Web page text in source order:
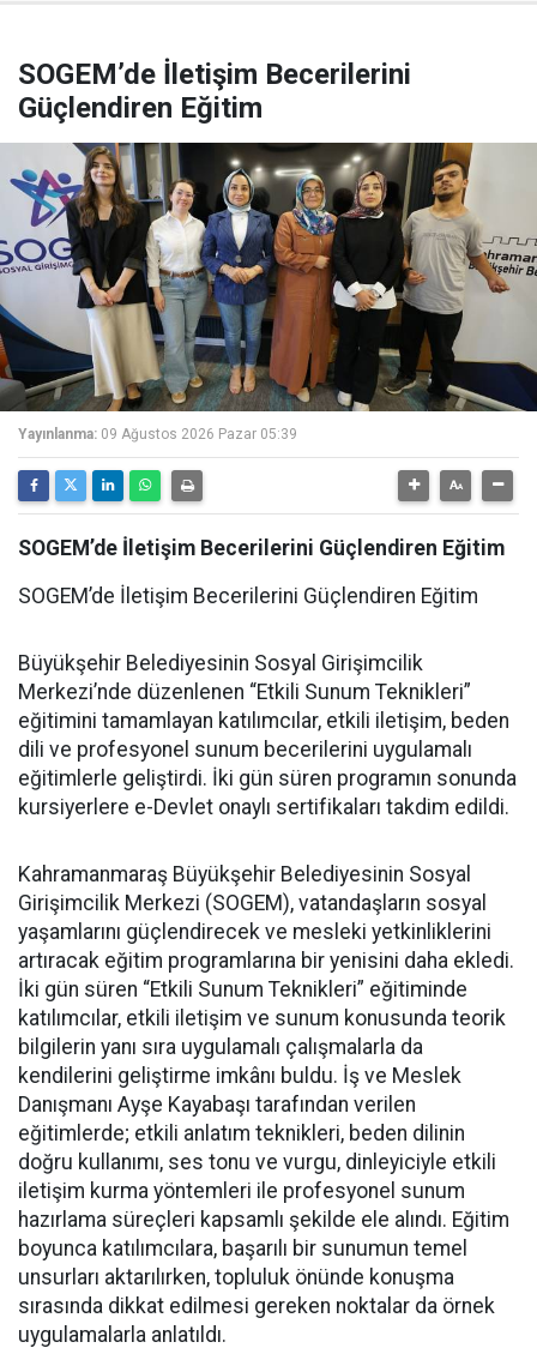
SOGEM’de İletişim Becerilerini
Güçlendiren Eğitim
Yayınlanma: 09 Ağustos 2026 Pazar 05:39
SOGEM’de İletişim Becerilerini Güçlendiren Eğitim
SOGEM’de İletişim Becerilerini Güçlendiren Eğitim
Büyükşehir Belediyesinin Sosyal Girişimcilik
Merkezi’nde düzenlenen “Etkili Sunum Teknikleri”
eğitimini tamamlayan katılımcılar, etkili iletişim, beden
dili ve profesyonel sunum becerilerini uygulamalı
eğitimlerle geliştirdi. İki gün süren programın sonunda
kursiyerlere e-Devlet onaylı sertifikaları takdim edildi.
Kahramanmaraş Büyükşehir Belediyesinin Sosyal
Girişimcilik Merkezi (SOGEM), vatandaşların sosyal
yaşamlarını güçlendirecek ve mesleki yetkinliklerini
artıracak eğitim programlarına bir yenisini daha ekledi.
İki gün süren “Etkili Sunum Teknikleri” eğitiminde
katılımcılar, etkili iletişim ve sunum konusunda teorik
bilgilerin yanı sıra uygulamalı çalışmalarla da
kendilerini geliştirme imkânı buldu. İş ve Meslek
Danışmanı Ayşe Kayabaşı tarafından verilen
eğitimlerde; etkili anlatım teknikleri, beden dilinin
doğru kullanımı, ses tonu ve vurgu, dinleyiciyle etkili
iletişim kurma yöntemleri ile profesyonel sunum
hazırlama süreçleri kapsamlı şekilde ele alındı. Eğitim
boyunca katılımcılara, başarılı bir sunumun temel
unsurları aktarılırken, topluluk önünde konuşma
sırasında dikkat edilmesi gereken noktalar da örnek
uygulamalarla anlatıldı.